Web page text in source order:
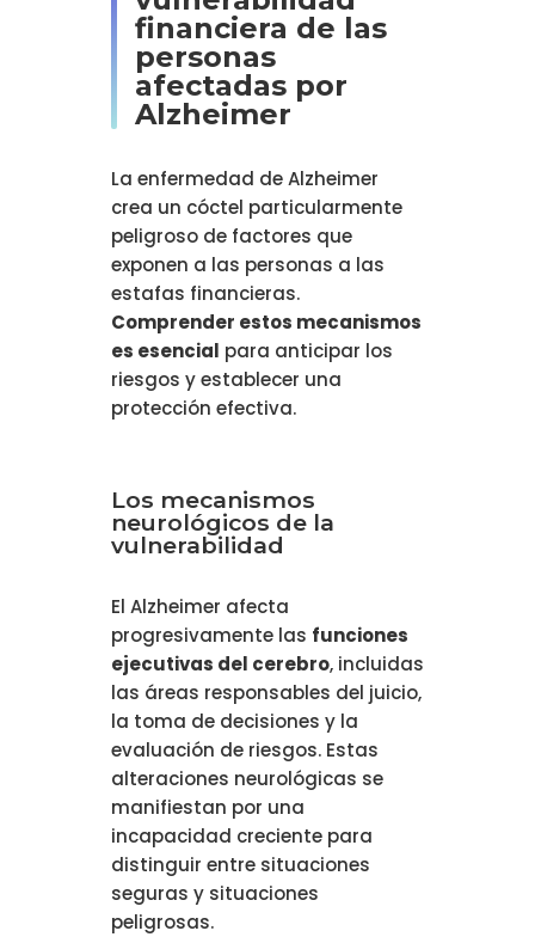
financiera de las
personas
afectadas por
Alzheimer
La enfermedad de Alzheimer
crea un cóctel particularmente
peligroso de factores que
exponen a las personas a las
estafas financieras.
Comprender estos mecanismos
es esencial para anticipar los
riesgos y establecer una
protección efectiva.
Los mecanismos
neurológicos de la
vulnerabilidad
El Alzheimer afecta
progresivamente las funciones
ejecutivas del cerebro, incluidas
las áreas responsables del juicio,
la toma de decisiones y la
evaluación de riesgos. Estas
alteraciones neurológicas se
manifiestan por una
incapacidad creciente para
distinguir entre situaciones
seguras y situaciones
peligrosas.